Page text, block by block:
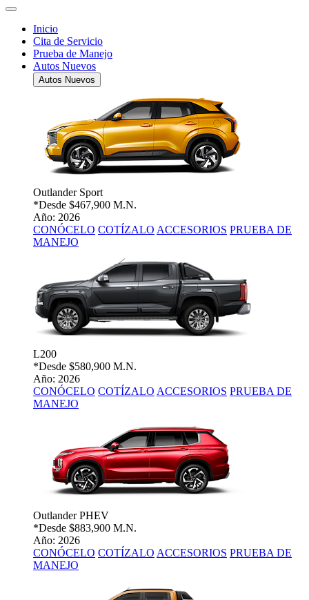
Inicio
Cita de Servicio
Prueba de Manejo
Autos Nuevos
Autos Nuevos
Outlander Sport
*Desde $467,900 M.N.
Año: 2026
CONÓCELO COTÍZALO ACCESORIOS PRUEBA DE
MANEJO
L200
*Desde $580,900 M.N.
Año: 2026
CONÓCELO COTÍZALO ACCESORIOS PRUEBA DE
MANEJO
Outlander PHEV
*Desde $883,900 M.N.
Año: 2026
CONÓCELO COTÍZALO ACCESORIOS PRUEBA DE
MANEJO